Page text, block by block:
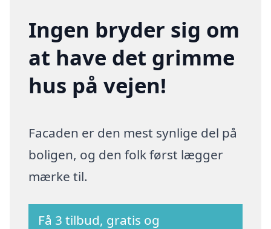
Ingen bryder sig om
at have det grimme
hus på vejen!
Facaden er den mest synlige del på
boligen, og den folk først lægger
mærke til.
Få 3 tilbud, gratis og